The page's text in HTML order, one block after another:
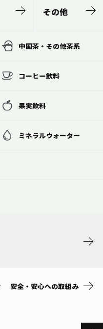
その他
中国茶・その他茶系
コーヒー飲料
果実飲料
ミネラルウォーター
安全・安心への取組み